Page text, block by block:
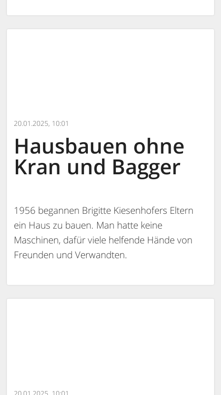
20.01.2025, 10:01
Hausbauen ohne
Kran und Bagger
1956 begannen Brigitte Kiesenhofers Eltern
ein Haus zu bauen. Man hatte keine
Maschinen, dafür viele helfende Hände von
Freunden und Verwandten.